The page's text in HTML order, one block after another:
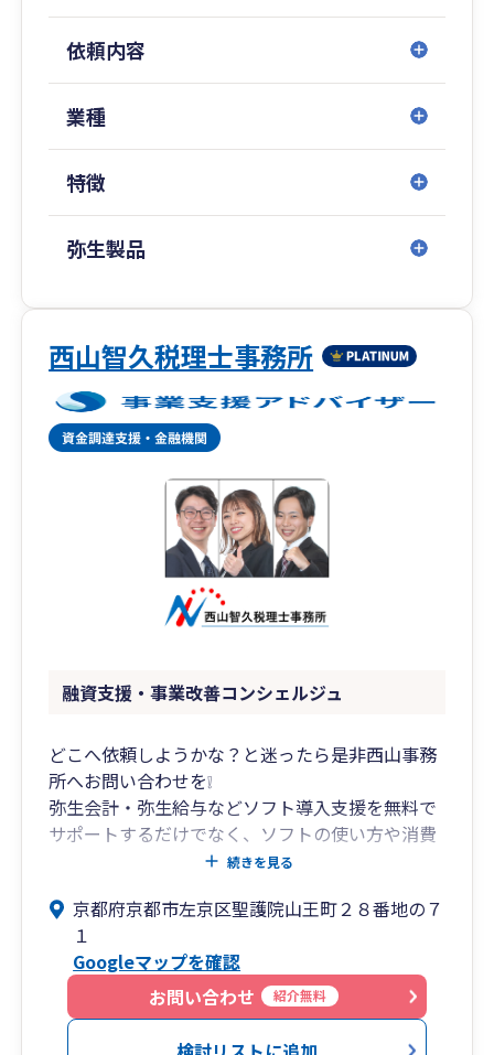
幅広く手掛け、税務会計、相続、合併分割、税務
調査など多岐にわたる実務を経験してきました。
大手税理士法人ではブロック長として、M＆Aによ
た。
現在は税理士事務所を営む傍ら、自身も不動産オ
はそう多くはありません。不動産事業に携わる皆
様の「伴走者」として、共に悩み、共に考え、全
力を尽くしてサポートしてまいります。
依頼内容
業種
特徴
弥生製品
西山智久税理士事務所
融資支援・事業改善コンシェルジュ
どこへ依頼しようかな？と迷ったら是非西山事務
所へお問い合わせを❕
弥生会計・弥生給与などソフト導入支援を無料で
サポートするだけでなく、ソフトの使い方や消費
税の入力方法なども、わかりやすく丁寧にご説明
当事務所のモットーは、「お客様へ誠心誠意対応
する」「敬意を払う」「嘘をつかない」「元気に
挨拶する」「わかりやすい説明をする」など、税
や会計の知識も重要ですが、人と接する上で基本
的な心構えをとても大切にしています。
続きを見る
京都府京都市左京区聖護院山王町２８番地の７
１
Googleマップを確認
お問い合わせ
紹介無料